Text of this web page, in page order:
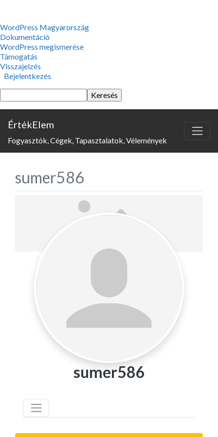
WordPress,
a
csodás
WordPress Magyarország
Dokumentáció
WordPress megismerése
Támogatás
Visszajelzés
Bejelentkezés
Keresés
ÉrtékElem
Fogyasztók, Cégek, Tapasztalatok, Vélemények
sumer586
sumer586